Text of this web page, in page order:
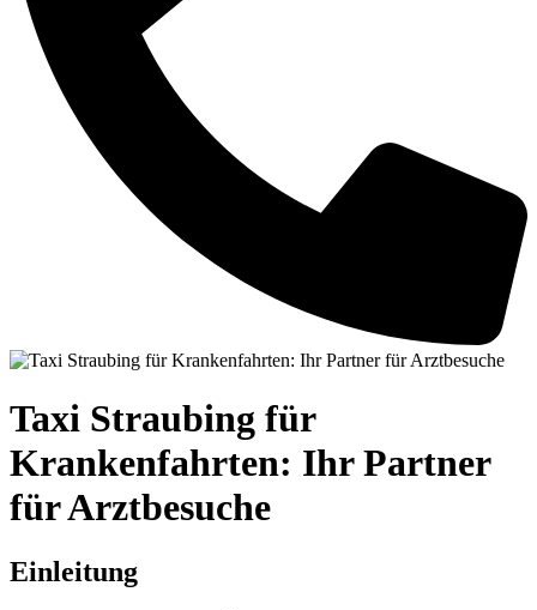
Taxi Straubing für
Krankenfahrten: Ihr Partner
für Arztbesuche
Einleitung